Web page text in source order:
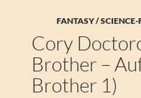
FANTASY /
Cory
Brother –
Brother 1)